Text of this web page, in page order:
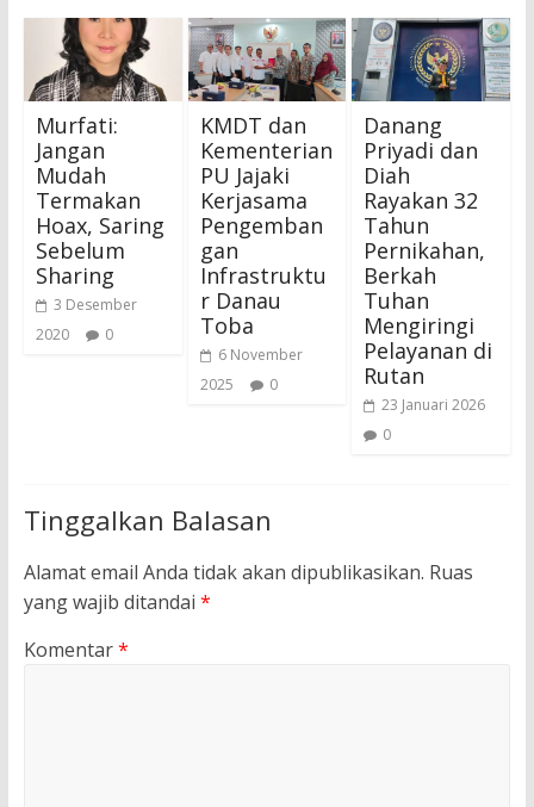
Murfati:
Jangan
Mudah
Termakan
Hoax, Saring
Sebelum
Sharing
3 Desember
2020
0
KMDT dan
Kementerian
PU Jajaki
Kerjasama
Pengemban
gan
Infrastruktu
r Danau
Toba
6 November
2025
0
Danang
Priyadi dan
Diah
Rayakan 32
Tahun
Pernikahan,
Berkah
Tuhan
Mengiringi
Pelayanan di
Rutan
23 Januari 2026
0
Tinggalkan Balasan
Alamat email Anda tidak akan dipublikasikan. Ruas
yang wajib ditandai *
Komentar*